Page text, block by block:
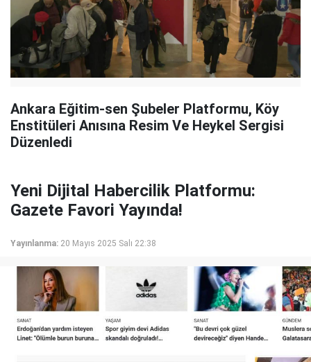
Ankara Eğitim-sen Şubeler Platformu, Köy
Enstitüleri Anısına Resim Ve Heykel Sergisi
Düzenledi
Yeni Dijital Habercilik Platformu:
Gazete Favori Yayında!
Yayınlanma: 20 Mayıs 2025 Salı 22:38